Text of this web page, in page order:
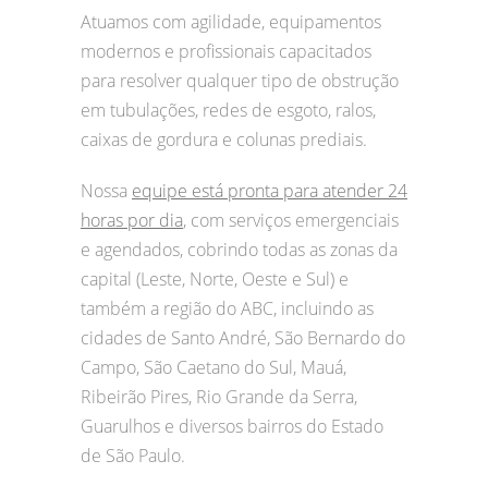
Atuamos com agilidade, equipamentos
modernos e profissionais capacitados
para resolver qualquer tipo de obstrução
em tubulações, redes de esgoto, ralos,
caixas de gordura e colunas prediais.
Nossa equipe está pronta para atender 24
horas por dia, com serviços emergenciais
e agendados, cobrindo todas as zonas da
capital (Leste, Norte, Oeste e Sul) e
também a região do ABC, incluindo as
cidades de Santo André, São Bernardo do
Campo, São Caetano do Sul, Mauá,
Ribeirão Pires, Rio Grande da Serra,
Guarulhos e diversos bairros do Estado
de São Paulo.